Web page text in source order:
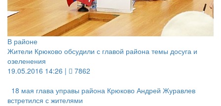
В районе
Жители Крюково обсудили с главой района темы досуга и
озеленения
19.05.2016 14:26 |
7862
18 мая глава управы района Крюково Андрей Журавлев
встретился с жителями